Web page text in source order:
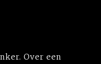
Over een